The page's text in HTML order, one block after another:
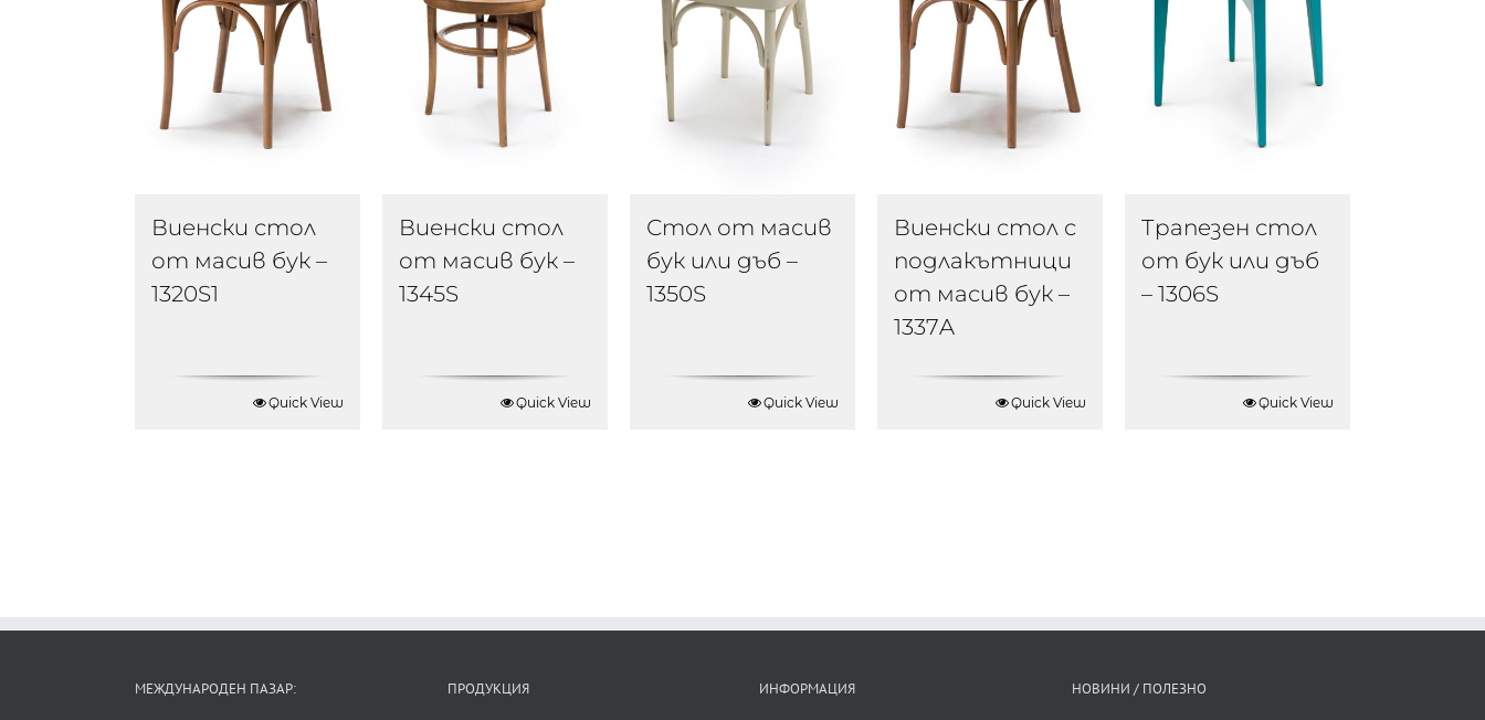
Виенски стол
от масив бук –
1320S1
Quick View
Виенски стол
от масив бук –
1345S
Quick View
Стол от масив
бук или дъб –
1350S
Quick View
Виенски стол с
подлакътници
от масив бук –
1337A
Quick View
Трапезен стол
от бук или дъб
– 1306S
Quick View
МЕЖДУНАРОДЕН ПАЗАР: ПРОДУКЦИЯ ИНФОРМАЦИЯ НОВИНИ / ПОЛЕЗНО